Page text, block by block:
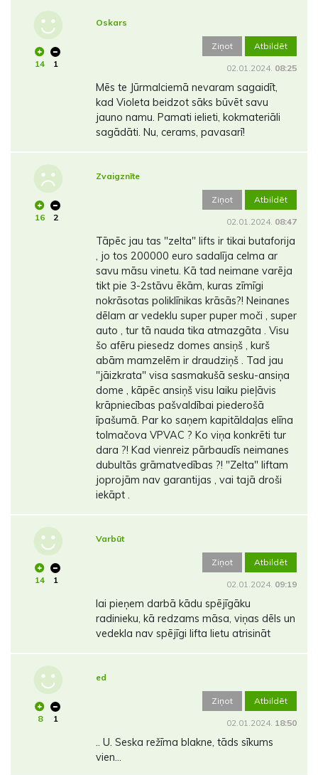
14 1
Oskars
Ziņot Atbildēt
02.01.2024. 08:25
Mēs te Jūrmalciemā nevaram sagaidīt,
kad Violeta beidzot sāks būvēt savu
jauno namu. Pamati ielieti, kokmateriāli
sagādāti. Nu, cerams, pavasarī!
16 2
Zvaigznīte
Ziņot Atbildēt
02.01.2024. 08:47
Tāpēc jau tas "zelta" lifts ir tikai butaforija
, jo tos 200000 euro sadalīja celma ar
savu māsu vinetu. Kā tad neimane varēja
tikt pie 3-2stāvu ēkām, kuras zīmīgi
nokrāsotas poliklīnikas krāsās?! Neinanes
dēlam ar vedeklu super puper moči , super
auto , tur tā nauda tika atmazgāta . Visu
šo afēru piesedz domes ansiņš , kurš
abām mamzelēm ir draudziņš . Tad jau
"jāizkrata" visa sasmakušā sesku-ansiņa
dome , kāpēc ansiņš visu laiku pieļāvis
krāpniecības pašvaldībai piederošā
īpašumā. Par ko saņem kapitāldaļas elīna
tolmačova VPVAC ? Ko viņa konkrēti tur
dara ?! Kad vienreiz pārbaudīs neimanes
dubultās grāmatvedības ?! "Zelta" liftam
joprojām nav garantijas , vai tajā droši
iekāpt .
14 1
Varbūt
Ziņot Atbildēt
02.01.2024. 09:19
lai pieņem darbā kādu spējīgāku
radinieku, kā redzams māsa, viņas dēls un
vedekla nav spējīgi lifta lietu atrisināt
8 1
ed
Ziņot Atbildēt
02.01.2024. 18:50
.. U. Seska režīma blakne, tāds sīkums
vien...